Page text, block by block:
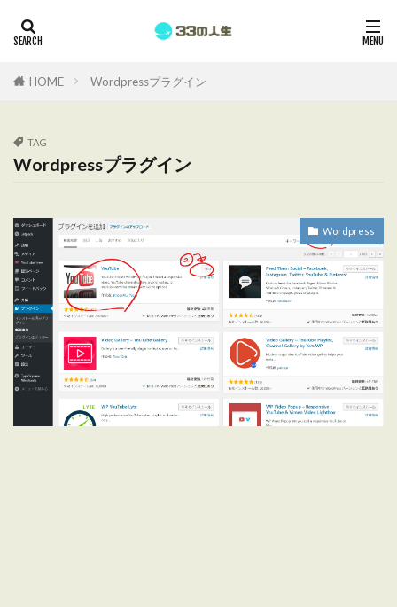
HOME Wordpressプラグイン
TAG
Wordpressプラグイン
Wordpress